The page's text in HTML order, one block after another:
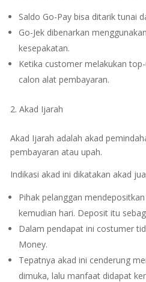
Saldo Go-Pay bisa ditarik tunai
Go-Jek dibenarkan
kesepakatan.
Ketika customer melakukan
calon alat pembayaran.
Akad Ijarah
Akad Ijarah adalah akad
pembayaran atau upah.
Indikasi akad ini dikatakan akad
Pihak pelanggan
kemudian hari. Deposit itu
Dalam pendapat ini costumer
Money.
Tepatnya akad ini cenderung
dimuka, lalu manfaat didapat